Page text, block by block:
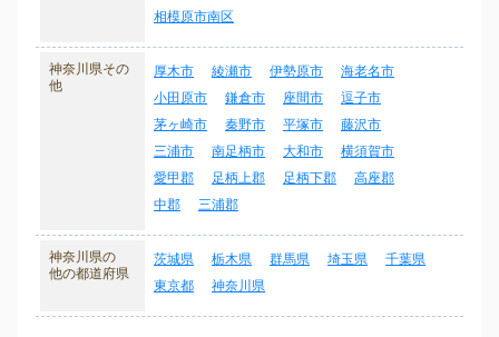
相模原市南区
神奈川県その
他
厚木市 綾瀬市 伊勢原市
海老名市
小田原市
鎌倉市 座間市
逗子市
茅ヶ崎市
秦野市 平塚市
藤沢市
三浦市
南足柄市 大和市
横須賀市
愛甲郡
足柄上郡 足柄下郡
高座郡
中郡
三浦郡
神奈川県の
他の都道府県
茨城県 栃木県 群馬県 埼玉県
千葉県
東京都
神奈川県